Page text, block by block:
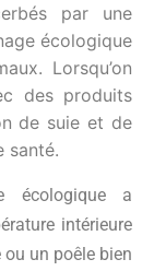
par une
écologique
Lorsqu’on
des produits
de suie et de
santé.
écologique a
intérieure
un poêle bien